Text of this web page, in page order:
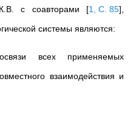
с соавторами [1, С. 85]
системы являются:
всех применяемых
взаимодействия и